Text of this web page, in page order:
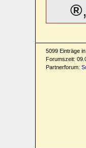
,
5099 Einträge
Forumszeit:
Partnerforum: